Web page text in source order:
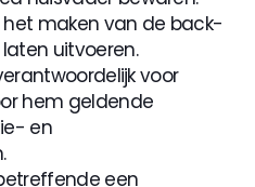
het maken van de back-
uitvoeren.
voor
hem geldende
en
een